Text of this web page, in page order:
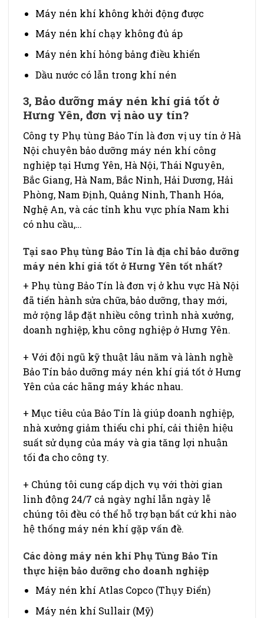
Máy nén khí không khởi động được
Máy nén khí chạy không đủ áp
Máy nén khí hỏng bảng điều khiển
Dầu nước có lẫn trong khí nén
3, Bảo dưỡng máy nén khí giá tốt ở
Hưng Yên, đơn vị nào uy tín?
Công ty Phụ tùng Bảo Tín là đơn vị uy tín ở Hà
Nội chuyên bảo dưỡng máy nén khí công
nghiệp tại Hưng Yên, Hà Nội, Thái Nguyên,
Bắc Giang, Hà Nam, Bắc Ninh, Hải Dương, Hải
Phòng, Nam Định, Quảng Ninh, Thanh Hóa,
Nghệ An, và các tỉnh khu vực phía Nam khi
có nhu cầu,…
Tại sao Phụ tùng Bảo Tín là địa chỉ bảo dưỡng
máy nén khí giá tốt ở Hưng Yên tốt nhất?
+ Phụ tùng Bảo Tín là đơn vị ở khu vực Hà Nội
đã tiến hành sửa chữa, bảo dưỡng, thay mới,
mở rộng lắp đặt nhiều công trình nhà xưởng,
doanh nghiệp, khu công nghiệp ở Hưng Yên.
+ Với đội ngũ kỹ thuật lâu năm và lành nghề
Bảo Tín bảo dưỡng máy nén khí giá tốt ở Hưng
Yên của các hãng máy khác nhau.
+ Mục tiêu của Bảo Tín là giúp doanh nghiệp,
nhà xưởng giảm thiểu chi phí, cải thiện hiệu
suất sử dụng của máy và gia tăng lợi nhuận
tối đa cho công ty.
+ Chúng tôi cung cấp dịch vụ với thời gian
linh động 24/7 cả ngày nghỉ lẫn ngày lễ
chúng tôi đều có thể hỗ trợ bạn bất cứ khi nào
hệ thống máy nén khí gặp vấn đề.
Các dòng máy nén khí Phụ Tùng Bảo Tín
thực hiện bảo dưỡng cho doanh nghiệp
Máy nén khí Atlas Copco (Thụy Điển)
Máy nén khí Sullair (Mỹ)